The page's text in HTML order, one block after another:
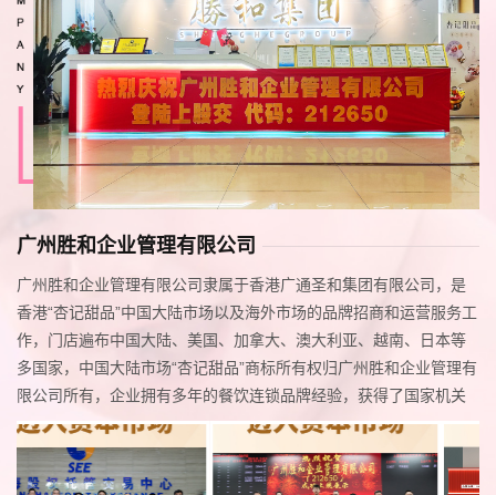
广州胜和企业管理有限公司
广州胜和企业管理有限公司隶属于香港广通圣和集团有限公司，是
香港“杏记甜品”中国大陆市场以及海外市场的品牌招商和运营服务工
作，门店遍布中国大陆、美国、加拿大、澳大利亚、越南、日本等
多国家，中国大陆市场“杏记甜品”商标所有权归广州胜和企业管理有
限公司所有，企业拥有多年的餐饮连锁品牌经验，获得了国家机关
的专业认证，在业界的地位与信誉提供了有利的保障，我们有完善
的客服组织机构: 企业策划部人力资源部、技术培训部、工程设计
部、评估指导部、网络支...